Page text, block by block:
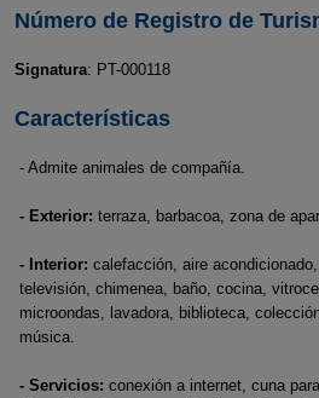
Número de Registro de
Signatura: PT-000118
Características
- Admite animales de compañía.
- Exterior: terraza, barbacoa, zona de
- Interior: calefacción, aire
televisión, chimenea, baño, cocina,
microondas, lavadora, biblioteca,
música.
- Servicios: conexión a internet, cuna